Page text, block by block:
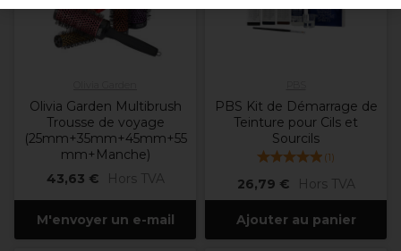
Olivia Garden Multibrush
Trousse de voyage
(25mm+35mm+45mm+55
mm+Manche)
43,63 €
Hors TVA
M'envoyer un e-mail
PBS Kit de Démarrage de
Teinture pour Cils et
Sourcils
(1)
26,79 € Hors TVA
Ajouter au panier